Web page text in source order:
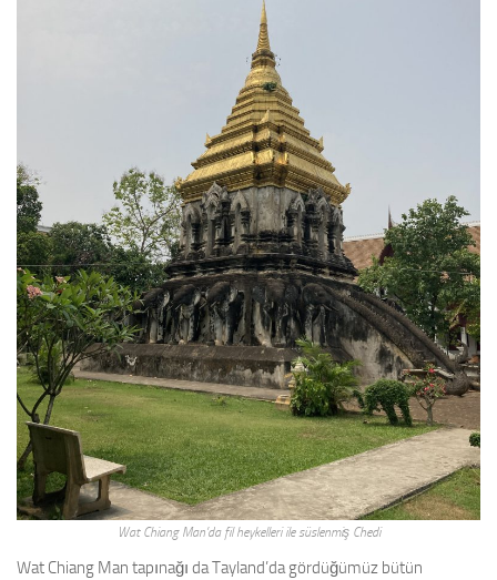
Wat Chiang Man’da fil heykelleri ile süslenmiş Chedi
Wat Chiang Man tapınağı da Tayland’da gördüğümüz bütün